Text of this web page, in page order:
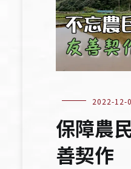
2022-12-
保障農
善契作